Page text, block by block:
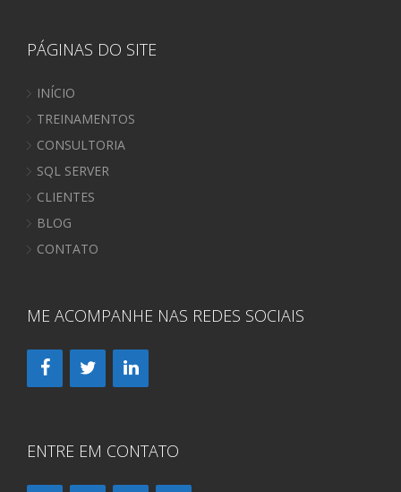
PÁGINAS DO SITE
INÍCIO
TREINAMENTOS
CONSULTORIA
SQL SERVER
CLIENTES
BLOG
CONTATO
ME ACOMPANHE NAS REDES SOCIAIS
ENTRE EM CONTATO